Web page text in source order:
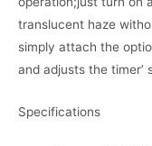
translucent haze
simply attach the
and adjusts the timer’
Specifications